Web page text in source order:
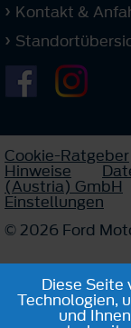
Kontakt &
Cookie-Ratgeber
Hinweise
(Austria) GmbH
Einstellungen
© 2026 Ford
Diese Seite
Technologien,
und